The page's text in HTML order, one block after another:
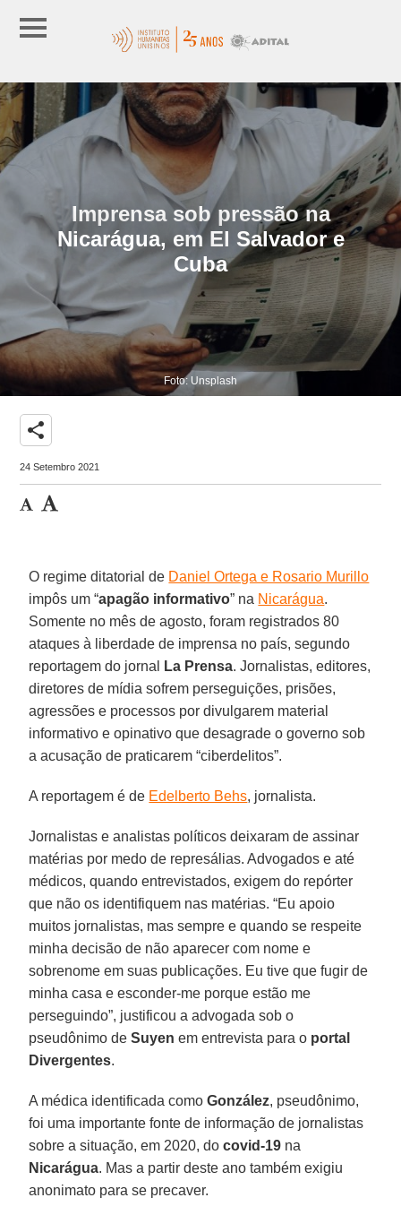
Imprensa sob pressão na
Nicarágua, em El Salvador e
Cuba
Foto: Unsplash
share
24 Setembro 2021
O regime ditatorial de Daniel Ortega e Rosario Murillo
impôs um “apagão informativo” na Nicarágua.
Somente no mês de agosto, foram registrados 80
ataques à liberdade de imprensa no país, segundo
reportagem do jornal
La Prensa. Jornalistas, editores,
diretores de mídia sofrem perseguições, prisões,
agressões e processos por divulgarem material
informativo e opinativo que desagrade o governo sob
a acusação de praticarem “ciberdelitos”.
A reportagem é de Edelberto Behs, jornalista.
Jornalistas e analistas políticos deixaram de assinar
matérias por medo de represálias. Advogados e até
médicos, quando entrevistados, exigem do repórter
que não os identifiquem nas matérias. “Eu apoio
muitos jornalistas, mas sempre e quando se respeite
minha decisão de não aparecer com nome e
sobrenome em suas publicações. Eu tive que fugir de
minha casa e esconder-me porque estão me
perseguindo”, justificou a advogada sob o
pseudônimo deSuyen em entrevista para o portal
Divergentes.
A médica identificada comoGonzález, pseudônimo,
foi uma importante fonte de informação de jornalistas
sobre a situação, em 2020, docovid-19 na
Nicarágua. Mas a partir deste ano também exigiu
anonimato para se precaver.